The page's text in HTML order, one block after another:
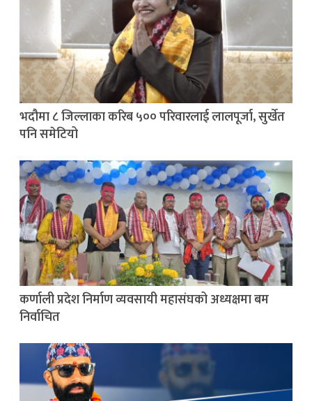
भदौमा ८ जिल्लाका करिब ५०० परिवारलाई लालपूर्जा, सुर्खेत
पनि समेटियो
कर्णाली प्रदेश निर्माण व्यवसायी महासंघको अध्यक्षमा बम
निर्वाचित